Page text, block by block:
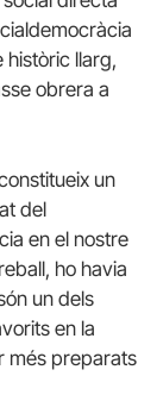
històric llarg,
obrera a
un
del
en el nostre
ho havia
un dels
en la
més preparats